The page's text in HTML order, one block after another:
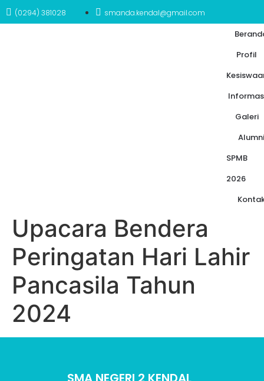
(0294) 381028 smanda.kendal@gmail.com
Profil
Galeri
Alumni
SPMB
2026
Upacara Bendera
Peringatan Hari Lahir
Pancasila Tahun
2024